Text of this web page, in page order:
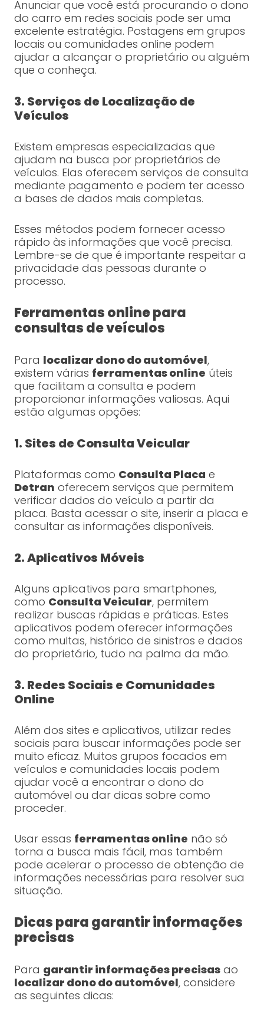
Anunciar que você está procurando o dono
do carro em redes sociais pode ser uma
excelente estratégia. Postagens em grupos
locais ou comunidades online podem
ajudar a alcançar o proprietário ou alguém
que o conheça.
3. Serviços de Localização de
Veículos
Existem empresas especializadas que
ajudam na busca por proprietários de
veículos. Elas oferecem serviços de consulta
mediante pagamento e podem ter acesso
a bases de dados mais completas.
Esses métodos podem fornecer acesso
rápido às informações que você precisa.
Lembre-se de que é importante respeitar a
privacidade das pessoas durante o
processo.
Ferramentas online para
consultas de veículos
Para localizar dono do automóvel,
existem várias ferramentas online úteis
que facilitam a consulta e podem
proporcionar informações valiosas. Aqui
estão algumas opções:
1. Sites de Consulta Veicular
Plataformas como Consulta Placa e
Detran oferecem serviços que permitem
verificar dados do veículo a partir da
placa. Basta acessar o site, inserir a placa e
consultar as informações disponíveis.
2. Aplicativos Móveis
Alguns aplicativos para smartphones,
como Consulta Veicular, permitem
realizar buscas rápidas e práticas. Estes
aplicativos podem oferecer informações
como multas, histórico de sinistros e dados
do proprietário, tudo na palma da mão.
3. Redes Sociais e Comunidades
Online
Além dos sites e aplicativos, utilizar redes
sociais para buscar informações pode ser
muito eficaz. Muitos grupos focados em
veículos e comunidades locais podem
ajudar você a encontrar o dono do
automóvel ou dar dicas sobre como
proceder.
Usar essas ferramentas online não só
torna a busca mais fácil, mas também
pode acelerar o processo de obtenção de
informações necessárias para resolver sua
situação.
Dicas para garantir informações
precisas
Para garantir informações precisasao
localizar dono do automóvel, considere
as seguintes dicas: